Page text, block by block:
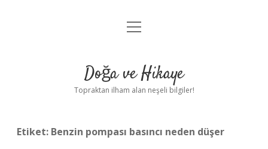
Anasayfa
Yasal Uyarı
menüyü
Doğa ve Hikaye
Topraktan ilham alan neşeli bilgiler!
Etiket: Benzin pompası basıncı neden düşer